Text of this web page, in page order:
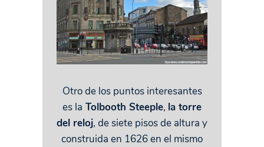
Otro de los puntos interesantes
es la Tolbooth Steeple, la torre
del reloj, de siete pisos de altura y
construida en 1626 en el mismo